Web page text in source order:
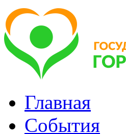
Главная
События